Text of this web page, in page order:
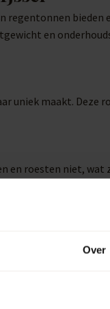
Over
regentonnen
en
uniek maakt. Deze
roesten niet, wat
gieter te vullen